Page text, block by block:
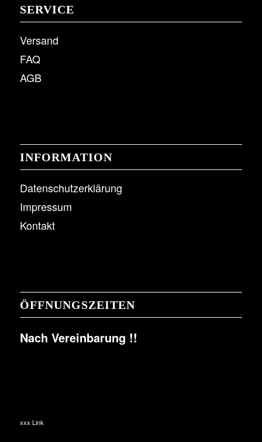
SERVICE
Versand
FAQ
AGB
INFORMATION
Datenschutzerklärung
Impressum
Kontakt
ÖFFNUNGSZEITEN
Nach Vereinbarung !!
xxx Link